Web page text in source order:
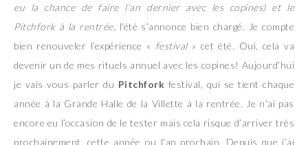
eu la chance de faire l’an dernier avec les copines) et le
Pitchfork à la rentrée, l’été s’annonce bien chargé. Je compte
bien renouveler l’expérience « festival» cet été. Oui, cela va
devenir un de mes rituels annuel avec les copines! Aujourd’hui
je vais vous parler du Pitchfork festival, qui se tient chaque
année à la Grande Halle de la Villette à la rentrée. Je n’ai pas
encore eu l’occasion de le tester mais cela risque d’arriver très
prochainement, cette année ou l’an prochain. Depuis que j’ai